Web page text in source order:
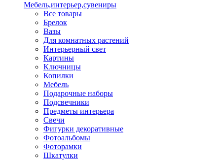
Мебель,интерьер,сувениры
Все товары
Брелок
Вазы
Для комнатных растений
Интерьерный свет
Картины
Ключницы
Копилки
Мебель
Подарочные наборы
Подсвечники
Предметы интерьера
Свечи
Фигурки декоративные
Фотоальбомы
Фоторамки
Шкатулки